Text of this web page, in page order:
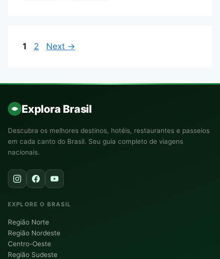
1 2 Next →
Explora Brasil
Descubra os melhores destinos, hotéis, restaurantes e passeios
em cada canto do Brasil. Seu guia completo de viagens
nacionais.
EXPLORE O BRASIL
Região Norte
Região Nordeste
Centro-Oeste
Região Sudeste